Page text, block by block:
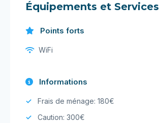
Équipements et Services
Points forts
WiFi
Informations
Frais de ménage: 180€
Caution: 300€